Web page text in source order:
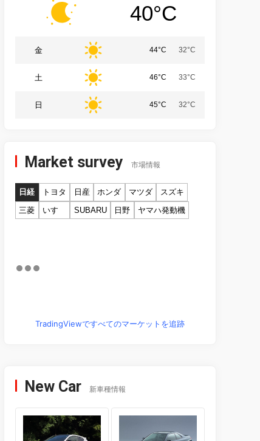
40°C
金 44°C 32°C
土 46°C 33°C
日 45°C 32°C
Market survey 市場情報
日経 トヨタ 日産 ホンダ マツダ
スズキ
三菱
いすゞ SUBARU 日野 ヤマハ発動機
TradingViewですべてのマーケットを追跡
New Car 新車種情報